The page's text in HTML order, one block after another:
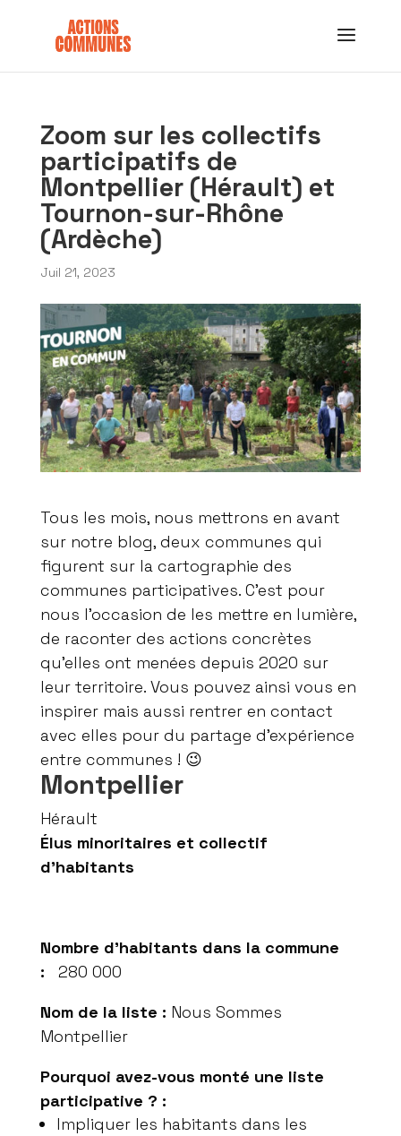
Zoom sur les collectifs
participatifs de
Montpellier (Hérault) et
Tournon-sur-Rhône
(Ardèche)
Juil 21, 2023
Tous les mois, nous mettrons en avant
sur notre blog, deux communes qui
figurent sur la cartographie des
communes participatives. C’est pour
nous l’occasion de les mettre en lumière,
de raconter des actions concrètes
qu’elles ont menées depuis 2020 sur
leur territoire. Vous pouvez ainsi vous en
inspirer mais aussi rentrer en contact
avec elles pour du partage d’expérience
entre communes ! 😉
Montpellier
Hérault
Élus minoritaires et collectif
d’habitants
Nombre d’habitants dans la commune
:
280 000
Nom de la liste : Nous Sommes
Montpellier
Pourquoi avez-vous monté une liste
participative ? :
Impliquer les habitants dans les